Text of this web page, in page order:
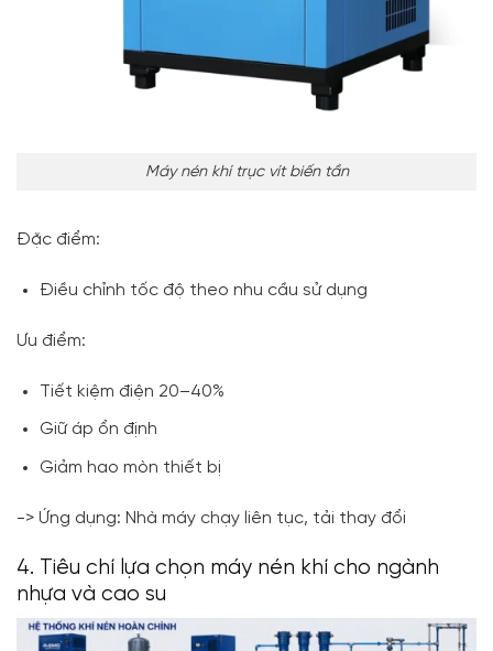
Máy nén khí trục vít biến tần
Đặc điểm:
Điều chỉnh tốc độ theo nhu cầu sử dụng
Ưu điểm:
Tiết kiệm điện 20–40%
Giữ áp ổn định
Giảm hao mòn thiết bị
-> Ứng dụng: Nhà máy chạy liên tục, tải thay đổi
4. Tiêu chí lựa chọn máy nén khí cho ngành
nhựa và cao su